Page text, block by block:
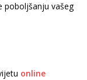
poboljšanju vašeg
online